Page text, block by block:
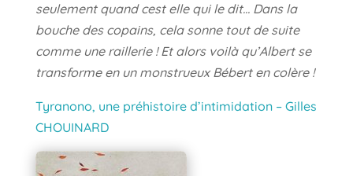
seulement quand cest elle qui le dit… Dans la
bouche des copains, cela sonne tout de suite
comme une raillerie ! Et alors voilà qu’Albert se
transforme en un monstrueux Bébert en colère !
Tyranono, une préhistoire d’intimidation – Gilles
CHOUINARD